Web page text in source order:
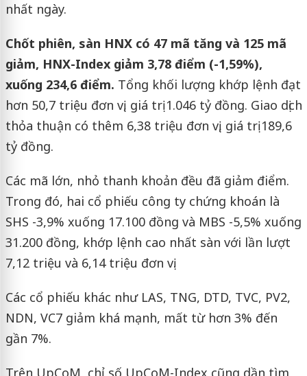
nhất ngày.
Chốt phiên, sàn HNX có 47 mã tăng và 125 mã
giảm, HNX-Index giảm 3,78 điểm (-1,59%),
xuống 234,6 điểm. Tổng khối lượng khớp lệnh đạt
hơn 50,7 triệu đơn vị, giá trị 1.046 tỷ đồng. Giao dịch
thỏa thuận có thêm 6,38 triệu đơn vị, giá trị 189,6
tỷ đồng.
Các mã lớn, nhỏ thanh khoản đều đã giảm điểm.
Trong đó, hai cổ phiếu công ty chứng khoán là
SHS -3,9% xuống 17.100 đồng và MBS -5,5% xuống
31.200 đồng, khớp lệnh cao nhất sàn với lần lượt
7,12 triệu và 6,14 triệu đơn vị.
Các cổ phiếu khác như LAS, TNG, DTD, TVC, PV2,
NDN, VC7 giảm khá mạnh, mất từ hơn 3% đến
gần 7%.
Trên UpCoM, chỉ số UpCoM-Index cũng dần tìm